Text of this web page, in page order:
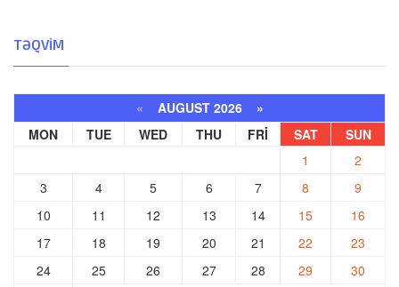
TƏQVIM
« AUGUST 2026 »
MON
TUE WED THU FRI SAT
SUN
1
2
3
4 5 6 7 8
9
10
11 12 13 14 15
16
17
18 19 20 21 22
23
24
25 26 27 28 29
30